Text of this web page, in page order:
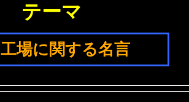
テーマ
工場に関する名言